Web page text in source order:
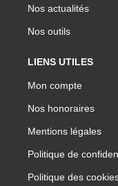
Nos actualités
Nos outils
LIENS UTILES
Mon compte
Nos honoraires
Mentions légales
Politique de
Politique des